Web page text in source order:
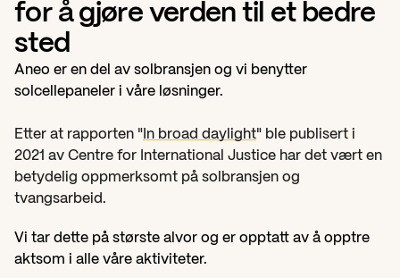
for å gjøre verden til et bedre
sted
Aneo er en del av solbransjen og vi benytter
solcellepaneler i våre løsninger.
Etter at rapporten " In broad daylight" ble publisert i
2021 av Centre for International Justice har det vært en
betydelig oppmerksomt på solbransjen og
tvangsarbeid.
Vi tar dette på største alvor og er opptatt av å opptre
aktsom i alle våre aktiviteter.